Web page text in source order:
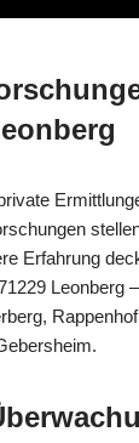
Erfahrung
Leonberg